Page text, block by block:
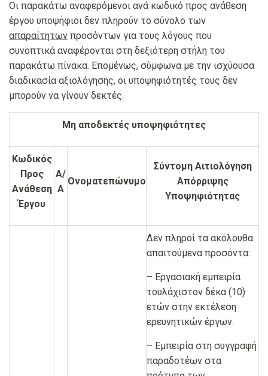
Οι παρακάτω αναφερόμενοι ανά κωδικό προς ανάθεση
έργου υποψήφιοι δεν πληρούν το σύνολο των
απαραίτητων προσόντων για τους λόγους που
συνοπτικά αναφέρονται στη δεξιότερη στήλη του
παρακάτω πίνακα. Επομένως, σύμφωνα με την ισχύουσα
διαδικασία αξιολόγησης, οι υποψηφιότητές τους δεν
μπορούν να γίνουν δεκτές.
Μη αποδεκτές υποψηφιότητες
Κωδικός
Προς
Ανάθεση
Έργου
Α/
Α
Ονοματεπώνυμο
Σύντομη Αιτιολόγηση
Απόρριψης
Υποψηφιότητας
Δεν πληροί τα ακόλουθα
απαιτούμενα προσόντα:
– Εργασιακή εμπειρία
τουλάχιστον δέκα (10)
ετών στην εκτέλεση
ερευνητικών έργων.
– Εμπειρία στη συγγραφή
παραδοτέων στα